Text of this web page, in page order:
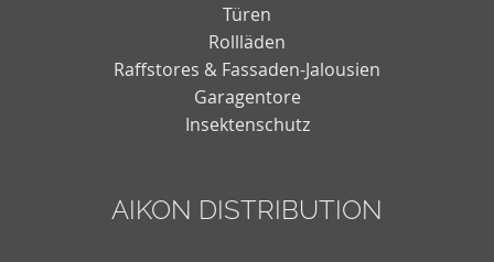
Türen
Rollläden
Raffstores & Fassaden-Jalousien
Garagentore
Insektenschutz
AIKON DISTRIBUTION